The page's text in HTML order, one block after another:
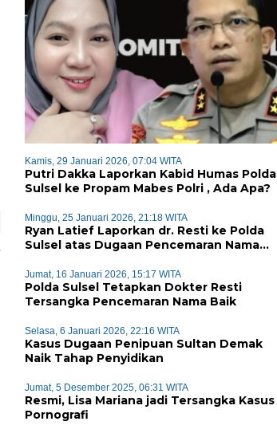
Kamis, 29 Januari 2026, 07:04 WITA
Putri Dakka Laporkan Kabid Humas Polda
Sulsel ke Propam Mabes Polri , Ada Apa?
Minggu, 25 Januari 2026, 21:18 WITA
Ryan Latief Laporkan dr. Resti ke Polda
Sulsel atas Dugaan Pencemaran Nama
Jumat, 16 Januari 2026, 15:17 WITA
Polda Sulsel Tetapkan Dokter Resti
Tersangka Pencemaran Nama Baik
Selasa, 6 Januari 2026, 22:16 WITA
Kasus Dugaan Penipuan Sultan Demak
Naik Tahap Penyidikan
Jumat, 5 Desember 2025, 06:31 WITA
Resmi, Lisa Mariana jadi Tersangka Kasus
Pornografi